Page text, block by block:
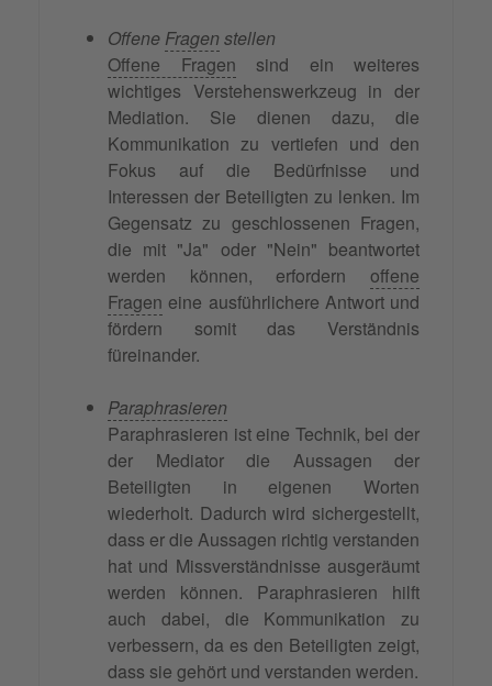
Offene Fragen stellen
Offene Fragen sind ein weiteres
wichtiges Verstehenswerkzeug in der
Mediation. Sie dienen dazu, die
Kommunikation zu vertiefen und den
Fokus auf die Bedürfnisse und
Interessen der Beteiligten zu lenken. Im
Gegensatz zu geschlossenen Fragen,
die mit "Ja" oder "Nein" beantwortet
werden können, erfordern offene
Fragen eine ausführlichere Antwort und
fördern somit das Verständnis
füreinander.
Paraphrasieren
Paraphrasieren ist eine Technik, bei der
der Mediator die Aussagen der
Beteiligten in eigenen Worten
wiederholt. Dadurch wird sichergestellt,
dass er die Aussagen richtig verstanden
hat und Missverständnisse ausgeräumt
werden können. Paraphrasieren hilft
auch dabei, die Kommunikation zu
verbessern, da es den Beteiligten zeigt,
dass sie gehört und verstanden werden.